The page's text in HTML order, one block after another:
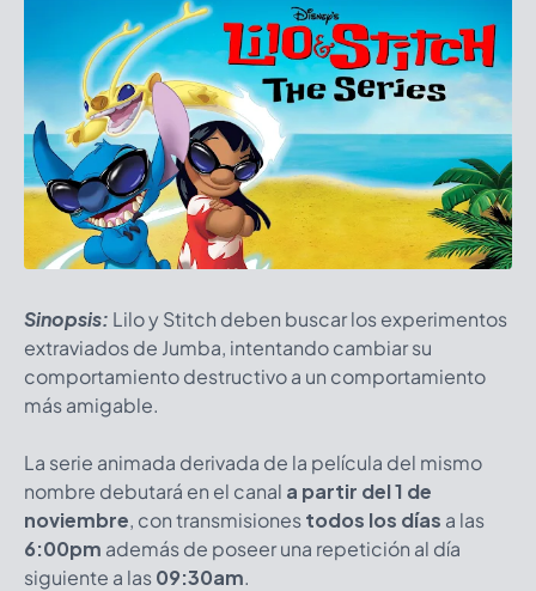
Sinopsis: Lilo y Stitch deben buscar los experimentos
extraviados de Jumba, intentando cambiar su
comportamiento destructivo a un comportamiento
más amigable.
La serie animada derivada de la película del mismo
nombre debutará en el canal a partir del 1 de
noviembre, con transmisionestodos los días a las
6:00pm además de poseer una repetición al día
siguiente a las09:30am.